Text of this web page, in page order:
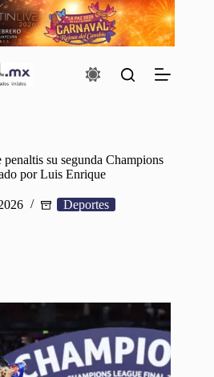
su segunda Champions
por Luis Enrique
Deportes